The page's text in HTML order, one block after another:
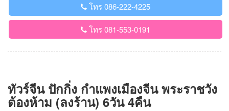
โทร 086-222-4225
โทร 081-553-0191
ทัวร์จีน ปักกิ่ง กำแพงเมืองจีน พระราชวัง
ต้องห้าม (ลงร้าน) 6วัน 4คืน